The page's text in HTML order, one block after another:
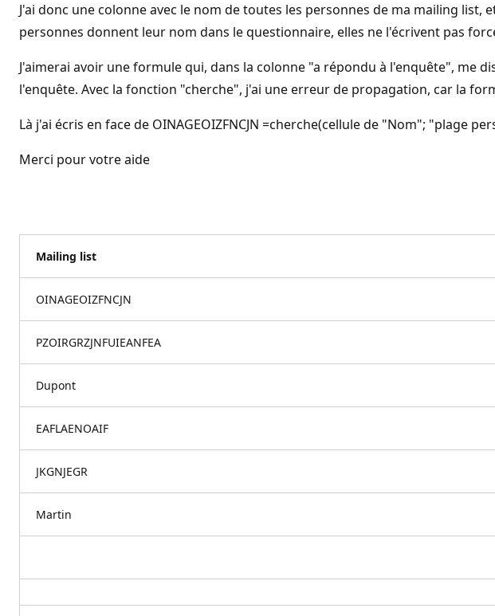
J'ai donc une colonne avec le nom de toutes les personnes de ma mailing
personnes donnent leur nom dans le questionnaire, elles ne l'écrivent pas
J'aimerai avoir une formule qui, dans la colonne "a répondu à l'enquête", me
l'enquête. Avec la fonction "cherche", j'ai une erreur de propagation, car la
Là j'ai écris en face de OINAGEOIZFNCJN =cherche(cellule de "Nom"; "plage
Merci pour votre aide
Mailing list
OINAGEOIZFNCJN
PZOIRGRZJNFUIEANFEA
Dupont
EAFLAENOAIF
JKGNJEGR
Martin